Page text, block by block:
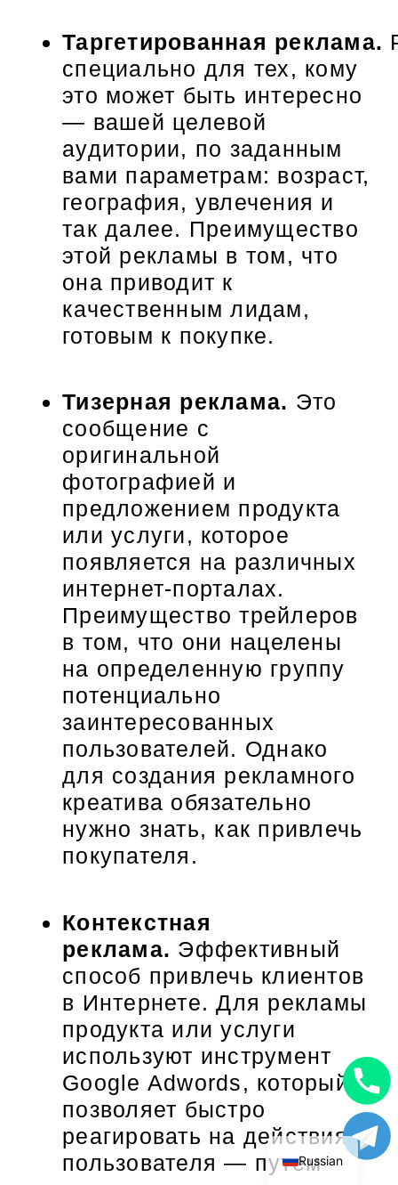
Таргетированная реклама.
специально для тех, кому
это может быть интересно
— вашей целевой
аудитории, по заданным
вами параметрам: возраст,
география, увлечения и
так далее. Преимущество
этой рекламы в том, что
она приводит к
качественным лидам,
готовым к покупке.
Тизерная реклама. Это
сообщение с
оригинальной
фотографией и
предложением продукта
или услуги, которое
появляется на различных
интернет-порталах.
Преимущество трейлеров
в том, что они нацелены
на определенную группу
потенциально
заинтересованных
пользователей. Однако
для создания рекламного
креатива обязательно
нужно знать, как привлечь
покупателя.
Контекстная
реклама. Эффективный
способ привлечь клиентов
в Интернете. Для рекламы
продукта или услуги
используют инструмент
Google Adwords, который
позволяет быстро
реагировать на действия
пользователя — путемRussian
English